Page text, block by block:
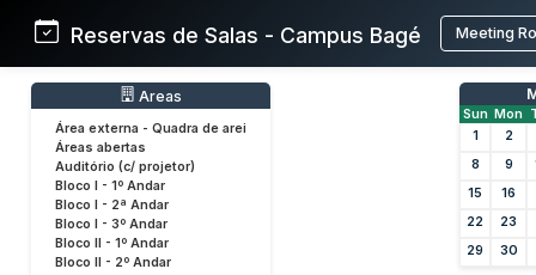
Reservas de Salas - Campus Bagé Meeting
Areas
Área externa - Quadra de arei
Áreas abertas
Auditório (c/ projetor)
Bloco I - 1º Andar
Bloco I - 2ª Andar
Bloco I - 3º Andar
Bloco II - 1º Andar
Bloco II - 2º Andar
Sun Mon
1
2
8
9
15
16
22
23
29
30